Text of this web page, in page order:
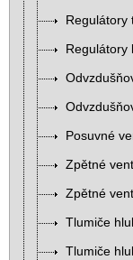
Regulátory
Regulátory
Posuvné
Zpětné
Zpětné
Tlumiče
Tlumiče